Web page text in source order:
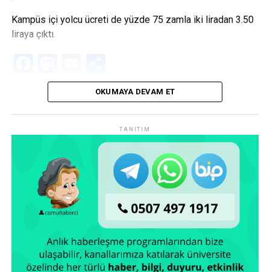
Kampüs içi yolcu ücreti de yüzde 75 zamla iki liradan 3.50
liraya çıktı.
OKUMAYA DEVAM ET
TANITIM